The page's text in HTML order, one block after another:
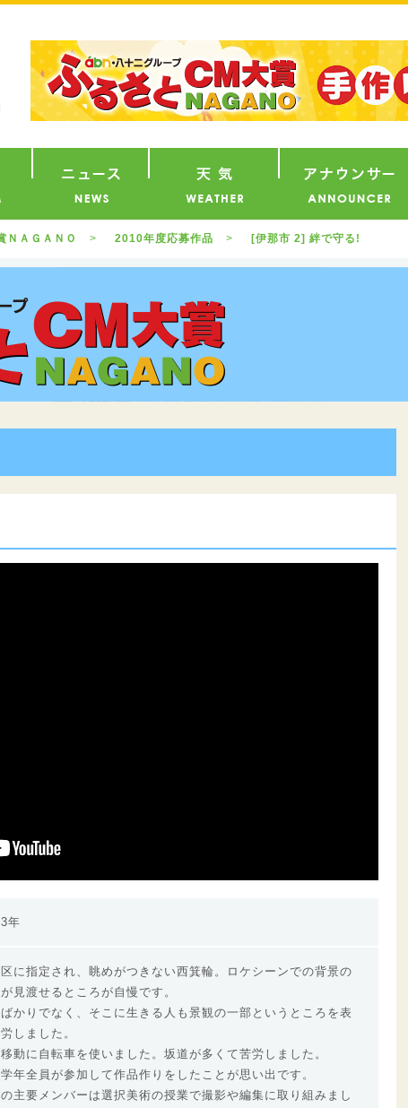
ＮＡＧＡＮＯ 2010年度応募作品 [伊那市 2] 絆で守る!
年
区に指定され、眺めがつきない西箕輪。ロケシーンでの背景の
見渡せるところが自慢です。
ばかりでなく、そこに生きる人も景観の一部というところを表
しました。
動に自転車を使いました。坂道が多くて苦労しました。
年全員が参加して作品作りをしたことが思い出です。
の主要メンバーは選択美術の授業で撮影や編集に取り組みまし